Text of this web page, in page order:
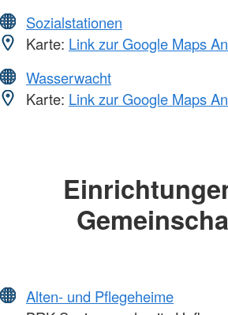
Sozialstationen
Karte: Link zur Google Maps
Wasserwacht
Karte: Link zur Google Maps
Alten- und Pflegeheime